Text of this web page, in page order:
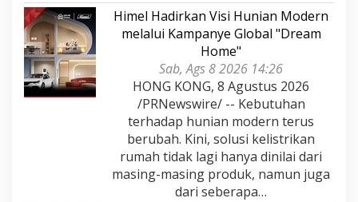
Himel Hadirkan Visi Hunian Modern
melalui Kampanye Global "Dream
Home"
Sab, Ags 8 2026 14:26
HONG KONG, 8 Agustus 2026
/PRNewswire/ -- Kebutuhan
terhadap hunian modern terus
berubah. Kini, solusi kelistrikan
rumah tidak lagi hanya dinilai dari
masing-masing produk, namun juga
dari seberapa…